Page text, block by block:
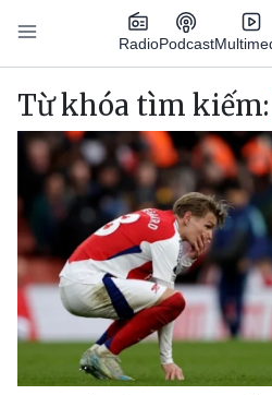
Nhảy đến nội dung
RadioPodcast
Main navigation
Từ khóa tìm kiếm: